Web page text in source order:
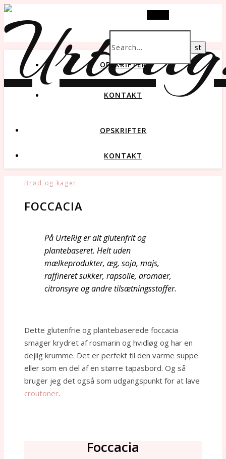
OPSKRIFTER
KONTAKT
OPSKRIFTER
KONTAKT
Brød og kager
FOCCACIA
På UrteRig er alt glutenfrit og
plantebaseret. Helt uden
mælkeprodukter, æg, soja, majs,
raffineret sukker, rapsolie, aromaer,
citronsyre og andre tilsætningsstoffer.
Dette glutenfrie og plantebaserede foccacia
smager krydret af rosmarin og hvidløg og har en
dejlig krumme. Det er perfekt til den varme suppe
eller som en del af en større tapasbord. Og så
bruger jeg det også som udgangspunkt for at lave
croutoner.
Foccacia